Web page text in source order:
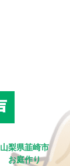
山梨県韮崎市
お庭作り